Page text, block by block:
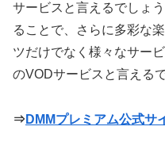
サービスと言えるでしょ
ることで、さらに多彩な
ツだけでなく様々なサー
のVODサービスと言える
⇒ DMMプレミアム公式サ